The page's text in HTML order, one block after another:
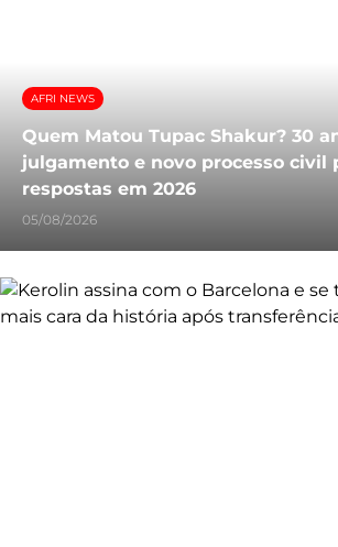
AFRI NEWS
Quem Matou Tupac Shakur? 30
julgamento e novo processo civil
respostas em 2026
05/08/2026